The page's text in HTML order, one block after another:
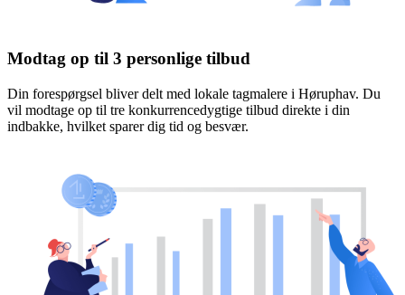
Modtag op til 3 personlige tilbud
Din forespørgsel bliver delt med lokale tagmalere i Høruphav. Du
vil modtage op til tre konkurrencedygtige tilbud direkte i din
indbakke, hvilket sparer dig tid og besvær.